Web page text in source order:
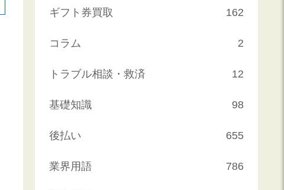
ギフト券買取 162
コラム 2
トラブル相談・救済 12
基礎知識 98
後払い 655
業界用語 786